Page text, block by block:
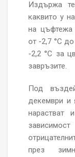
Издържа
каквито у
на цъфтежа
от -2,7 °С
-2,2 °С за
завръзите.
Под
декември и
нарастват
през